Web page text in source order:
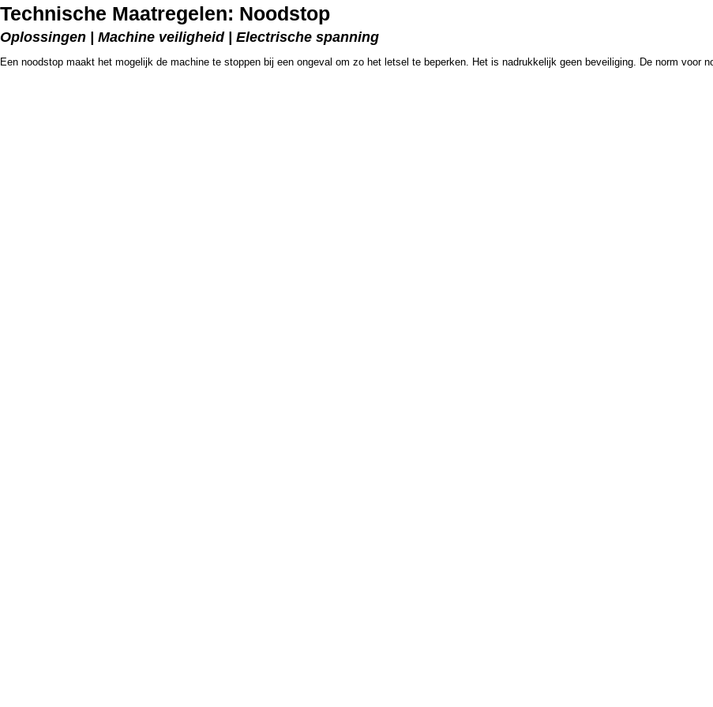
Technische Maatregelen: Noodstop
Oplossingen | Machine veiligheid | Electrische spanning
Een noodstop maakt het mogelijk de machine te stoppen bij een ongeval om zo het letsel te beperken. Het is nadrukkelijk geen beveiliging. De norm voor